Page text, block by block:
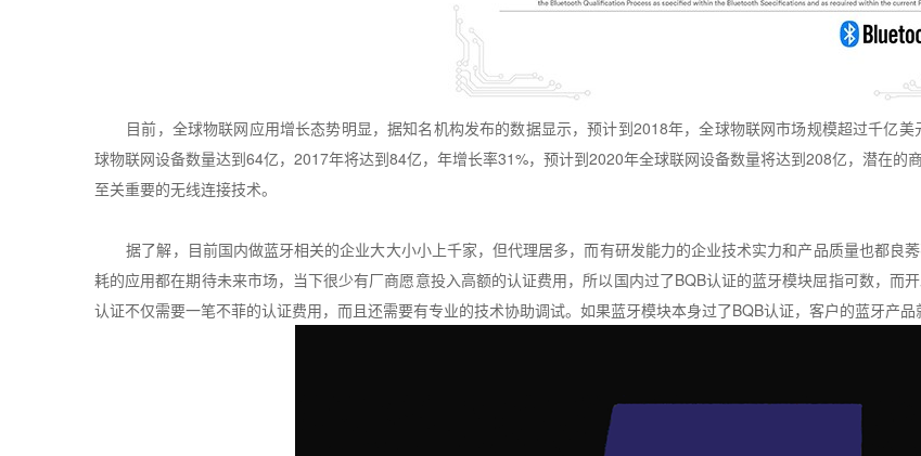
目前，全球物联网应用增长态势明显，据知名机构发布的数据显示，预计到2018年，全球物联网市场规模超过千亿
球物联网设备数量达到64亿， 2017年将达到84亿，年增长率31%，预计到2020年全球联网设备数量将达到208亿，潜在的
至关重要的无线连接技术。
据了解，目前国内做蓝牙相关的企业大大小小上千家，但代理居多，而有研发能力的企业技术实力和产品质量也都良
耗的应用都在期待未来市场，当下很少有厂商愿意投入高额的认证费用，所以国内过了BQB认证的蓝牙模块屈指可数，而
认证不仅需要一笔不菲的认证费用，而且还需要有专业的技术协助调试。如果蓝牙模块本身过了BQB认证，客户的蓝牙产品